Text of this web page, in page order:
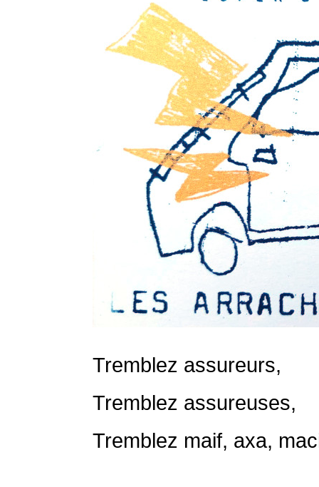
Tremblez assureurs,
Tremblez assureuses,
Tremblez maif, axa,